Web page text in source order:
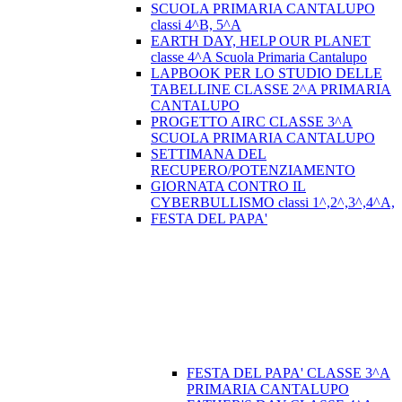
SCUOLA PRIMARIA CANTALUPO
classi 4^B, 5^A
EARTH DAY, HELP OUR PLANET
classe 4^A Scuola Primaria Cantalupo
LAPBOOK PER LO STUDIO DELLE
TABELLINE CLASSE 2^A PRIMARIA
CANTALUPO
PROGETTO AIRC CLASSE 3^A
SCUOLA PRIMARIA CANTALUPO
SETTIMANA DEL
RECUPERO/POTENZIAMENTO
GIORNATA CONTRO IL
CYBERBULLISMO classi 1^,2^,3^,4^A,
FESTA DEL PAPA'
FESTA DEL PAPA' CLASSE 3^A
PRIMARIA CANTALUPO